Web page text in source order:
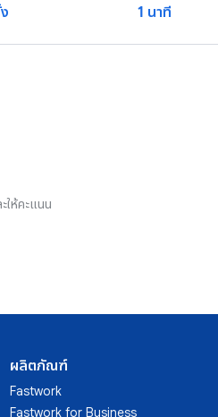
1 นาที
ให้คะแนน
ผลิตภัณฑ์
Fastwork
Fastwork for Business